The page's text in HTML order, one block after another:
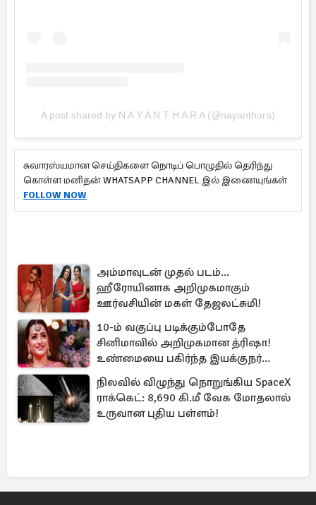
A post shared by N A Y A N T H A R A (@nayanthara)
சுவாரஸ்யமான செய்திகளை நொடிப் பொழுதில் தெரிந்து
கொள்ள மனிதன் WHATSAPP CHANNEL இல் இணையுங்கள்
FOLLOW NOW
அம்மாவுடன் முதல் படம்...
ஹீரோயினாக அறிமுகமாகும்
ஊர்வசியின் மகள் தேஜலட்சுமி!
10-ம் வகுப்பு படிக்கும்போதே
சினிமாவில் அறிமுகமான த்ரிஷா!
உண்மையை பகிர்ந்த இயக்குநர்
பிரவீன் காந்தி
நிலவில் விழுந்து நொறுங்கிய SpaceX
ராக்கெட்: 8,690 கி.மீ வேக மோதலால்
உருவான புதிய பள்ளம்!